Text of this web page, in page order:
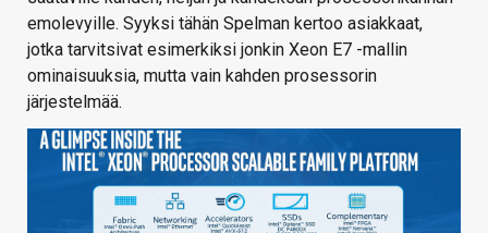
emolevyille. Syyksi tähän Spelman kertoo asiakkaat,
jotka tarvitsivat esimerkiksi jonkin Xeon E7 -mallin
ominaisuuksia, mutta vain kahden prosessorin
järjestelmää.